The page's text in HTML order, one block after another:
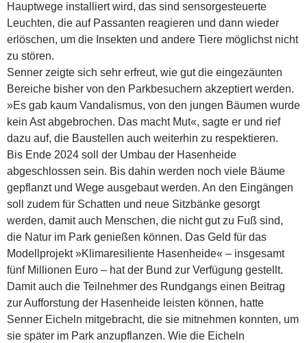
Hauptwege installiert wird, das sind sensorgesteuerte
Leuchten, die auf Passanten reagieren und dann wieder
erlöschen, um die Insekten und andere Tiere möglichst nicht
zu stören.
Senner zeigte sich sehr erfreut, wie gut die eingezäunten
Bereiche bisher von den Parkbesuchern akzeptiert werden.
»Es gab kaum Vandalismus, von den jungen Bäumen wurde
kein Ast abgebrochen. Das macht Mut«, sagte er und rief
dazu auf, die Baustellen auch weiterhin zu respektieren.
Bis Ende 2024 soll der Umbau der Hasenheide
abgeschlossen sein. Bis dahin werden noch viele Bäume
gepflanzt und Wege ausgebaut werden. An den Eingängen
soll zudem für Schatten und neue Sitzbänke gesorgt
werden, damit auch Menschen, die nicht gut zu Fuß sind,
die Natur im Park genießen können. Das Geld für das
Modellprojekt »Klimaresiliente Hasenheide« – insgesamt
fünf Millionen Euro – hat der Bund zur Verfügung gestellt.
Damit auch die Teilnehmer des Rundgangs einen Beitrag
zur Aufforstung der Hasenheide leisten können, hatte
Senner Eicheln mitgebracht, die sie mitnehmen konnten, um
sie später im Park anzupflanzen. Wie die Eicheln